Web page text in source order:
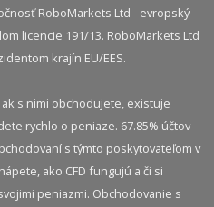
RoboMarkets Ltd - evropský
licencie 191/13. RoboMarkets Ltd
krajín EU/EES.
s nimi obchodujete, existuje
rychlo o peniaze. 67.85% účtov
s týmto poskytovateľom v
ako CFD fungujú a či si
peniazmi. Obchodovanie s